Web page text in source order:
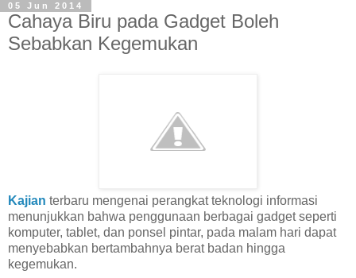
05 Jun 2014
Cahaya Biru pada Gadget Boleh
Sebabkan Kegemukan
Kajian terbaru mengenai perangkat teknologi informasi
menunjukkan bahwa penggunaan berbagai gadget seperti
komputer, tablet, dan ponsel pintar, pada malam hari dapat
menyebabkan bertambahnya berat badan hingga
kegemukan.